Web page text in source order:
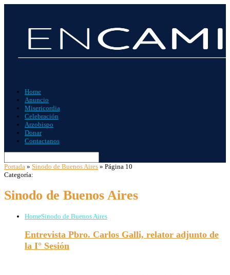
Home
Anuncio
Misericordia
Celebración
Arzobispo
Donar
Contactanos
Portada » Sinodo de Buenos Aires » Página 10
Categoría:
Sinodo de Buenos Aires
HomeSinodo de Buenos Aires
Entrevista Pbro. Carlos Galli, relator adjunto de
la I° Sesión